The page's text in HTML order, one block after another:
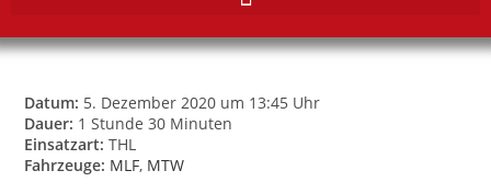
Datum: 5. Dezember 2020 um 13:45 Uhr
Dauer: 1 Stunde 30 Minuten
Einsatzart: THL
Fahrzeuge: MLF, MTW